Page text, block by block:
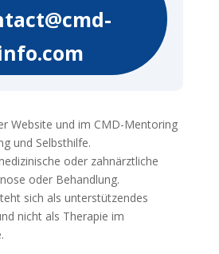
Website und im CMD-Mentoring
und Selbsthilfe.
oder zahnärztliche
oder Behandlung.
sich als unterstützendes
nicht als Therapie im